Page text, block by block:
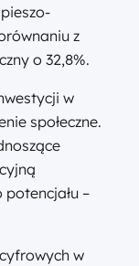
z
o 32,8%.
w
społeczne.
–
w